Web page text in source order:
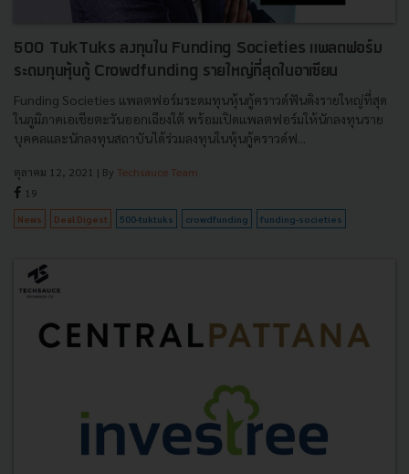
500 TukTuks ลงทุนใน Funding Societies แพลตฟอร์ม
ระดมทุนหุ้นกู้ Crowdfunding รายใหญ่ที่สุดในอาเซียน
Funding Societies แพลตฟอร์มระดมทุนหุ้นกู้คราวด์ฟันดิงรายใหญ่ที่สุด
ในภูมิภาคเอเชียตะวันออกเฉียงใต้ พร้อมเปิดแพลตฟอร์มให้นักลงทุนราย
บุคคลและนักลงทุนสถาบันได้ร่วมลงทุนในหุ้นกู้คราวด์ฟ...
ตุลาคม 12, 2021 | By Techsauce Team
19
News Deal Digest 500-tuktuks crowdfunding funding-societies